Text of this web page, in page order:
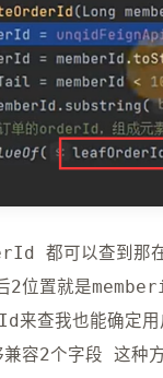
都可以查到那
2位置就是
查我也能确定
容2个字段 这种